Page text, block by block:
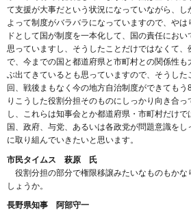
て支援が大事だという状況になっていながら、
よって制度がバラバラになっていますので、や
ドとして国が制度を一本化して、国の責任にお
思っていますし、そうしたことだけではなくて
で、今までの国と都道府県と市町村との関係性
ぶ出てきているとも思っていますので、そうした
回、戦後まもなく今の地方自治制度ができても
りこうした役割分担そのものにしっかり向き合
し、これらは知事会とか都道府県・市町村だけ
国、政府、与党、あるいは各政党が問題意識をし
に取り組んでいきたいと思います。
市民タイムス 萩原 氏
役割分担の部分で権限移譲みたいなものもかな
しょうか。
長野県知事 阿部守一